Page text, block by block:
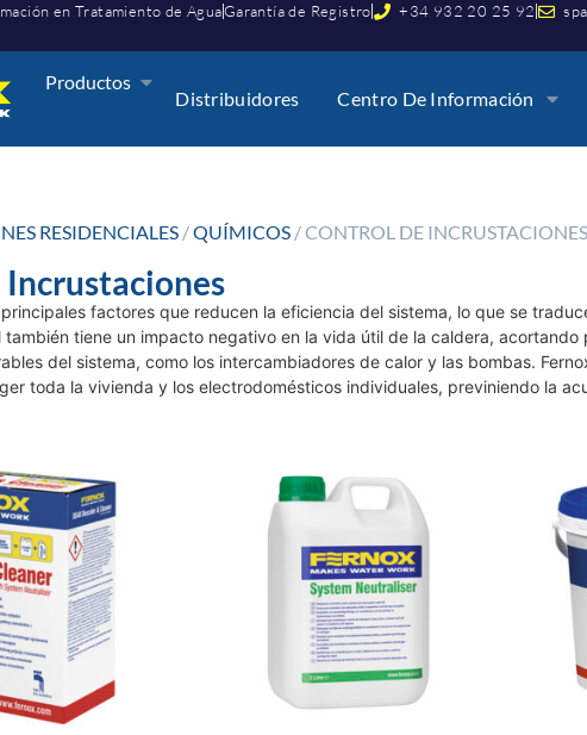
en Tratamiento de AguaGarantía de Registro +34 932 20 25 92
Productos
Distribuidores Centro De Información
RESIDENCIALES /QUÍMICOS / CONTROL DE INCRUSTACIONES
factores que reducen la eficiencia del sistema, lo que se
tiene un impacto negativo en la vida útil de la caldera,
del sistema, como los intercambiadores de calor y las bombas.
toda la vivienda y los electrodomésticos individuales, previniendo la